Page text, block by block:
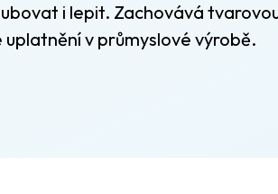
i lepit. Zachovává
v průmyslové výrobě.